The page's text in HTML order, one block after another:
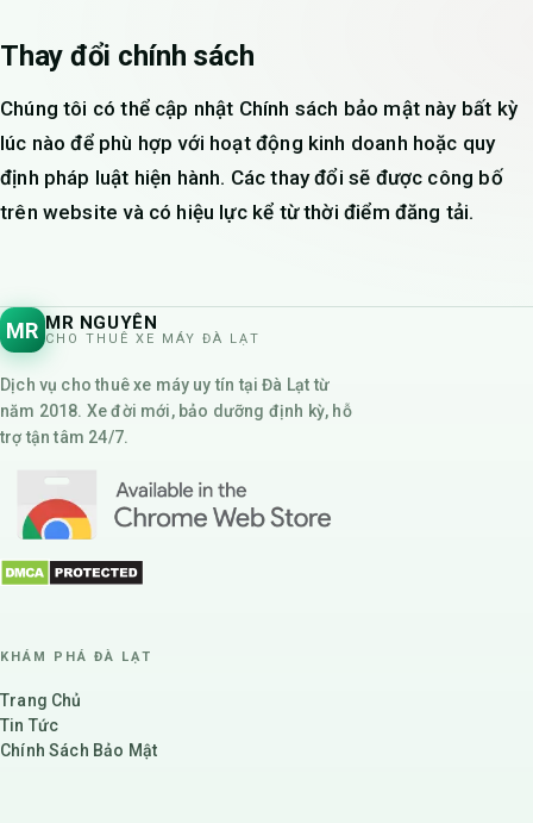
Thay đổi chính sách
Chúng tôi có thể cập nhật Chính sách bảo mật này bất kỳ
lúc nào để phù hợp với hoạt động kinh doanh hoặc quy
định pháp luật hiện hành. Các thay đổi sẽ được công bố
trên website và có hiệu lực kể từ thời điểm đăng tải.
MR MR NGUYÊN
CHO THUÊ XE MÁY ĐÀ LẠT
Dịch vụ cho thuê xe máy uy tín tại Đà Lạt từ
năm 2018. Xe đời mới, bảo dưỡng định kỳ, hỗ
trợ tận tâm 24/7.
KHÁM PHÁ ĐÀ LẠT
Trang Chủ
Tin Tức
Chính Sách Bảo Mật